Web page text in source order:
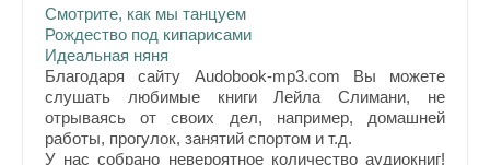
Смотрите, как мы танцуем
Рождество под кипарисами
Идеальная няня
Благодаря сайту Audobook-mp3.com Вы можете
слушать любимые книги Лейла Слимани, не
отрываясь от своих дел, например, домашней
работы, прогулок, занятий спортом и т.д.
У нас собрано невероятное количество аудиокниг!